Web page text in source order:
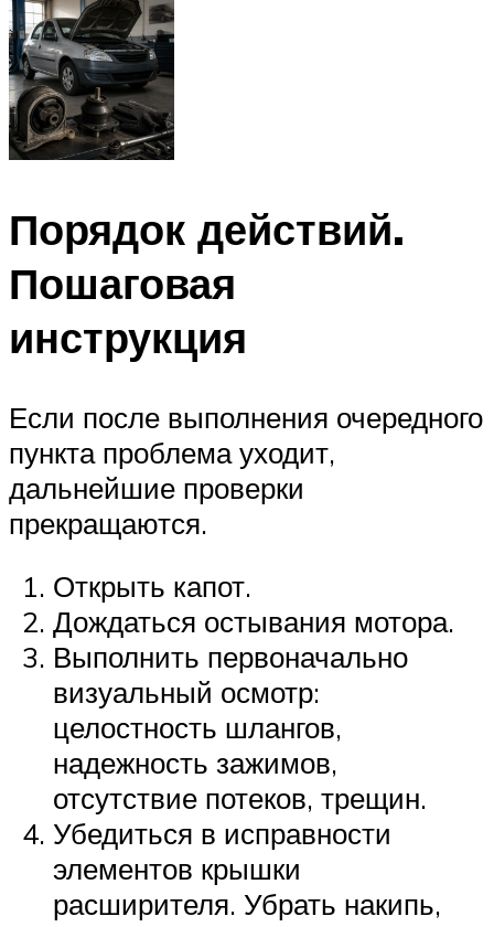
Порядок действий.
Пошаговая
инструкция
Если после выполнения очередного
пункта проблема уходит,
дальнейшие проверки
прекращаются.
Открыть капот.
Дождаться остывания мотора.
Выполнить первоначально
визуальный осмотр:
целостность шлангов,
надежность зажимов,
отсутствие потеков, трещин.
Убедиться в исправности
элементов крышки
расширителя. Убрать накипь,